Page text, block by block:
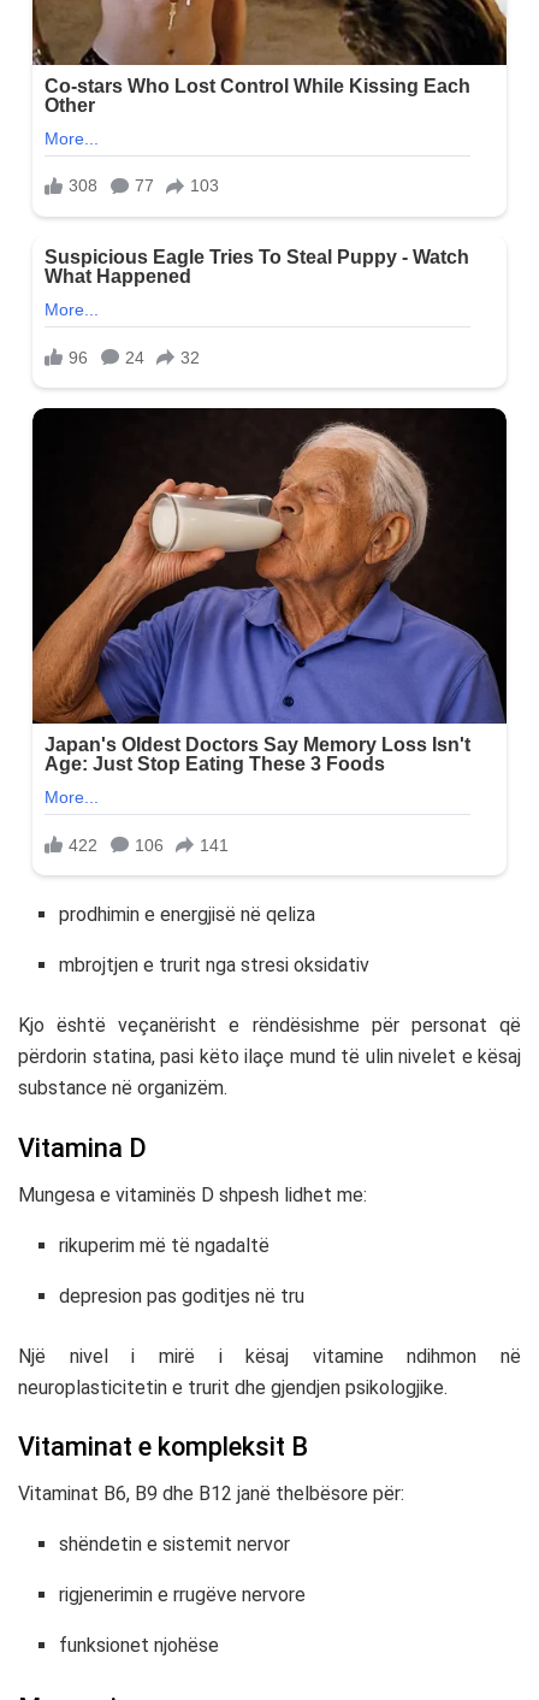
prodhimin e energjisë në qeliza
mbrojtjen e trurit nga stresi oksidativ
Kjo është veçanërisht e rëndësishme për personat që
përdorin statina, pasi këto ilaçe mund të ulin nivelet e kësaj
substance në organizëm.
Vitamina D
Mungesa e vitaminës D shpesh lidhet me:
rikuperim më të ngadaltë
depresion pas goditjes në tru
Një nivel i mirë i kësaj vitamine ndihmon në
neuroplasticitetin e trurit dhe gjendjen psikologjike.
Vitaminat e kompleksit B
Vitaminat B6, B9 dhe B12 janë thelbësore për:
shëndetin e sistemit nervor
rigjenerimin e rrugëve nervore
funksionet njohëse